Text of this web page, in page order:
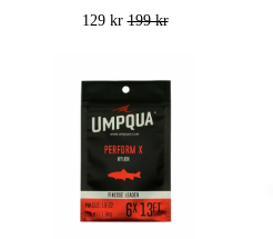
129 kr199 kr